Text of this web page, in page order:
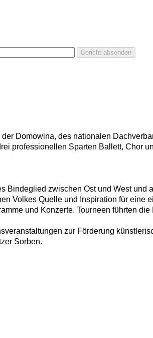
Bericht absenden
Domowina, des nationalen
professionellen Sparten Ballett, Chor
zwischen Ost und West und
Volkes Quelle und Inspiration für eine
und Konzerte. Tourneen führten
zur Förderung
Sorben.